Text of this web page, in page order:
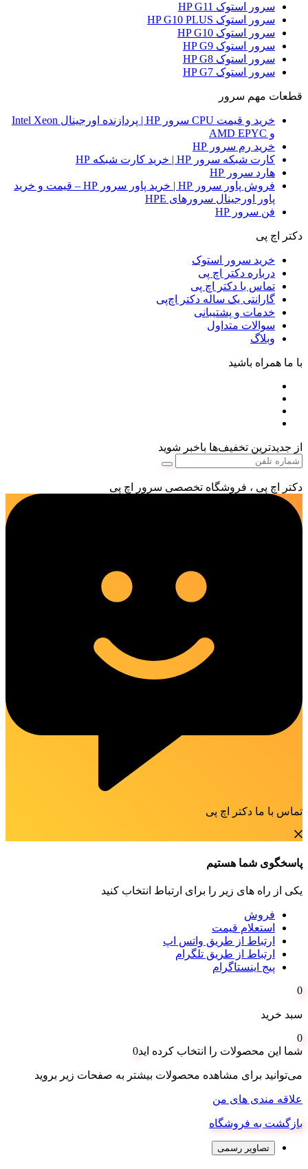
سرور استوک HP G11
سرور استوک HP G10 PLUS
سرور استوک HP G10
سرور استوک HP G9
سرور استوک HP G8
سرور استوک HP G7
قطعات مهم سرور
خرید و قیمت CPU سرور HP | پردازنده اورجینال Intel Xeon
و AMD EPYC
خرید رم سرور HP
کارت شبکه سرور HP | خرید کارت شبکه HP
هارد سرور HP
فروش پاور سرور HP | خرید پاور سرور HP – قیمت و خرید
پاور اورجینال سرورهای HPE
فن سرور HP
دکتر اچ پی
خرید سرور استوک
درباره دکتر اچ پی
تماس با دکتر اچ پی
گارانتی یک ساله دکتر اچ‌پی
خدمات و پشتیبانی
سوالات متداول
وبلاگ
با ما همراه باشید
از جدیدترین تخفیف‌ها باخبر شوید
دکتر اچ پی ، فروشگاه تخصصی سرور اچ پی
تماس با ما دکتر اچ پی
پاسخگوی شما هستیم
یکی از راه های زیر را برای ارتباط انتخاب کنید
فروش
استعلام قیمت
ارتباط از طریق واتس اپ
ارتباط از طریق تلگرام
پیج اینستاگرام
0
سبد خرید
0
شما این محصولات را انتخاب کرده اید0
می‌توانید برای مشاهده محصولات بیشتر به صفحات زیر بروید
علاقه مندی های من
بازگشت به فروشگاه
تصاویر رسمی